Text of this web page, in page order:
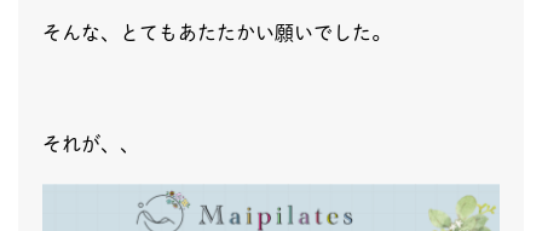
そんな、とてもあたたかい願いでした。
それが、、